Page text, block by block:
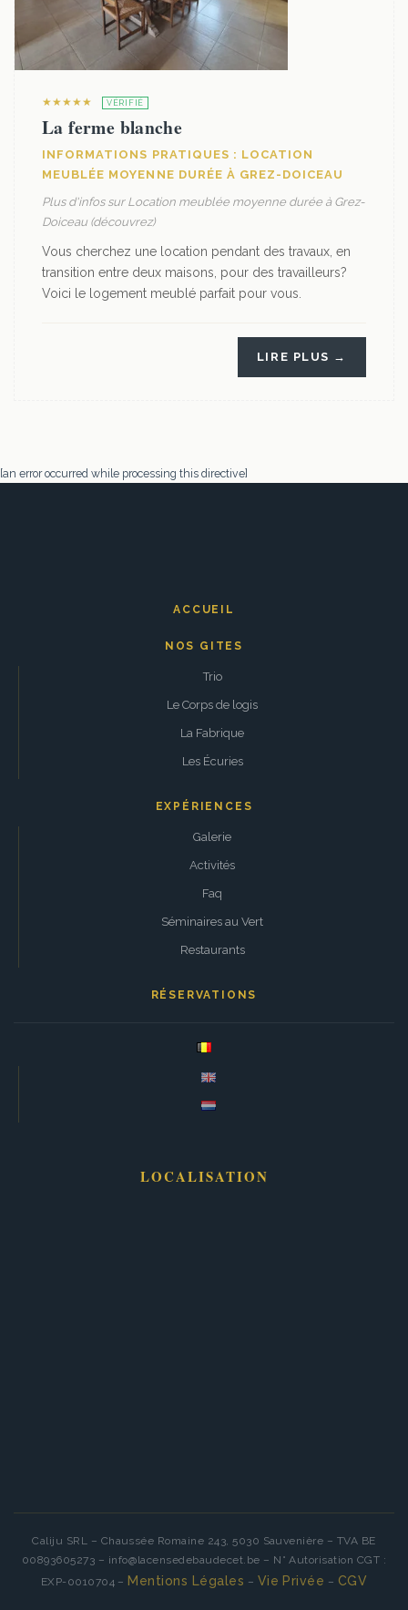
★★★★★ VÉRIFIÉ
La ferme blanche
INFORMATIONS PRATIQUES : LOCATION
MEUBLÉE MOYENNE DURÉE À GREZ-DOICEAU
Plus d'infos sur Location meublée moyenne durée à Grez-
Doiceau (découvrez)
Vous cherchez une location pendant des travaux, en
transition entre deux maisons, pour des travailleurs?
Voici le logement meublé parfait pour vous.
LIRE PLUS →
[an error occurred while processing this directive]
ACCUEIL
NOS GITES
Trio
Le Corps de logis
La Fabrique
Les Écuries
EXPÉRIENCES
Galerie
Activités
Faq
Séminaires au Vert
Restaurants
RÉSERVATIONS
LOCALISATION
Caliju SRL – Chaussée Romaine 243, 5030 Sauvenière – TVA BE
00893605273 – info@lacensedebaudecet.be – N° Autorisation CGT :
EXP-0010704 – Mentions Légales – Vie Privée – CGV